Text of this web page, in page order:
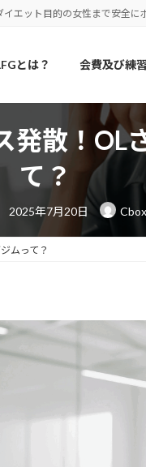
エット目的の女性まで安全に
とは？ 会費及び練
散！OL
て？
最
終
新
日
2025年7月20日
ムって？